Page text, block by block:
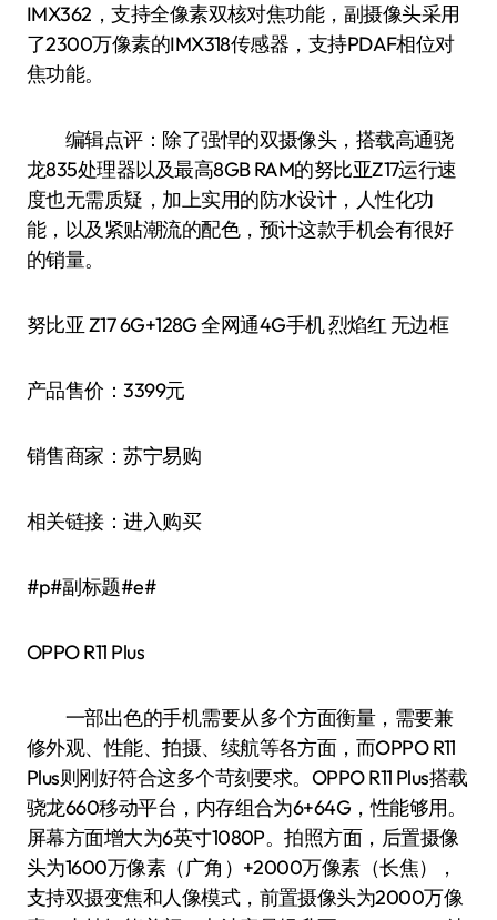
IMX362，支持全像素双核对焦功能，副摄像头采用
了2300万像素的IMX318传感器，支持PDAF相位对
焦功能。
编辑点评：除了强悍的双摄像头，搭载高通骁
龙835处理器以及最高8GB RAM的努比亚Z17运行速
度也无需质疑，加上实用的防水设计，人性化功
能，以及紧贴潮流的配色，预计这款手机会有很好
的销量。
努比亚 Z17 6G+128G 全网通4G手机 烈焰红 无边框
产品售价：3399元
销售商家：苏宁易购
相关链接：进入购买
#p#副标题#e#
OPPO R11 Plus
一部出色的手机需要从多个方面衡量，需要兼
修外观、性能、拍摄、续航等各方面，而OPPO R11
Plus则刚好符合这多个苛刻要求。OPPO R11 Plus搭载
骁龙660移动平台，内存组合为6+64G，性能够用。
屏幕方面增大为6英寸1080P。拍照方面，后置摄像
头为1600万像素（广角）+2000万像素（长焦），
支持双摄变焦和人像模式，前置摄像头为2000万像